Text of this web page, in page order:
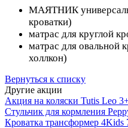
МАЯТНИК
кроватки)
матрас для круглой
матрас для овальной
холлкон)
Вернуться к списку
Другие акции
Акция на коляски Tutis Leo
Стульчик для кормления
Кроватка трансформер 4Kids